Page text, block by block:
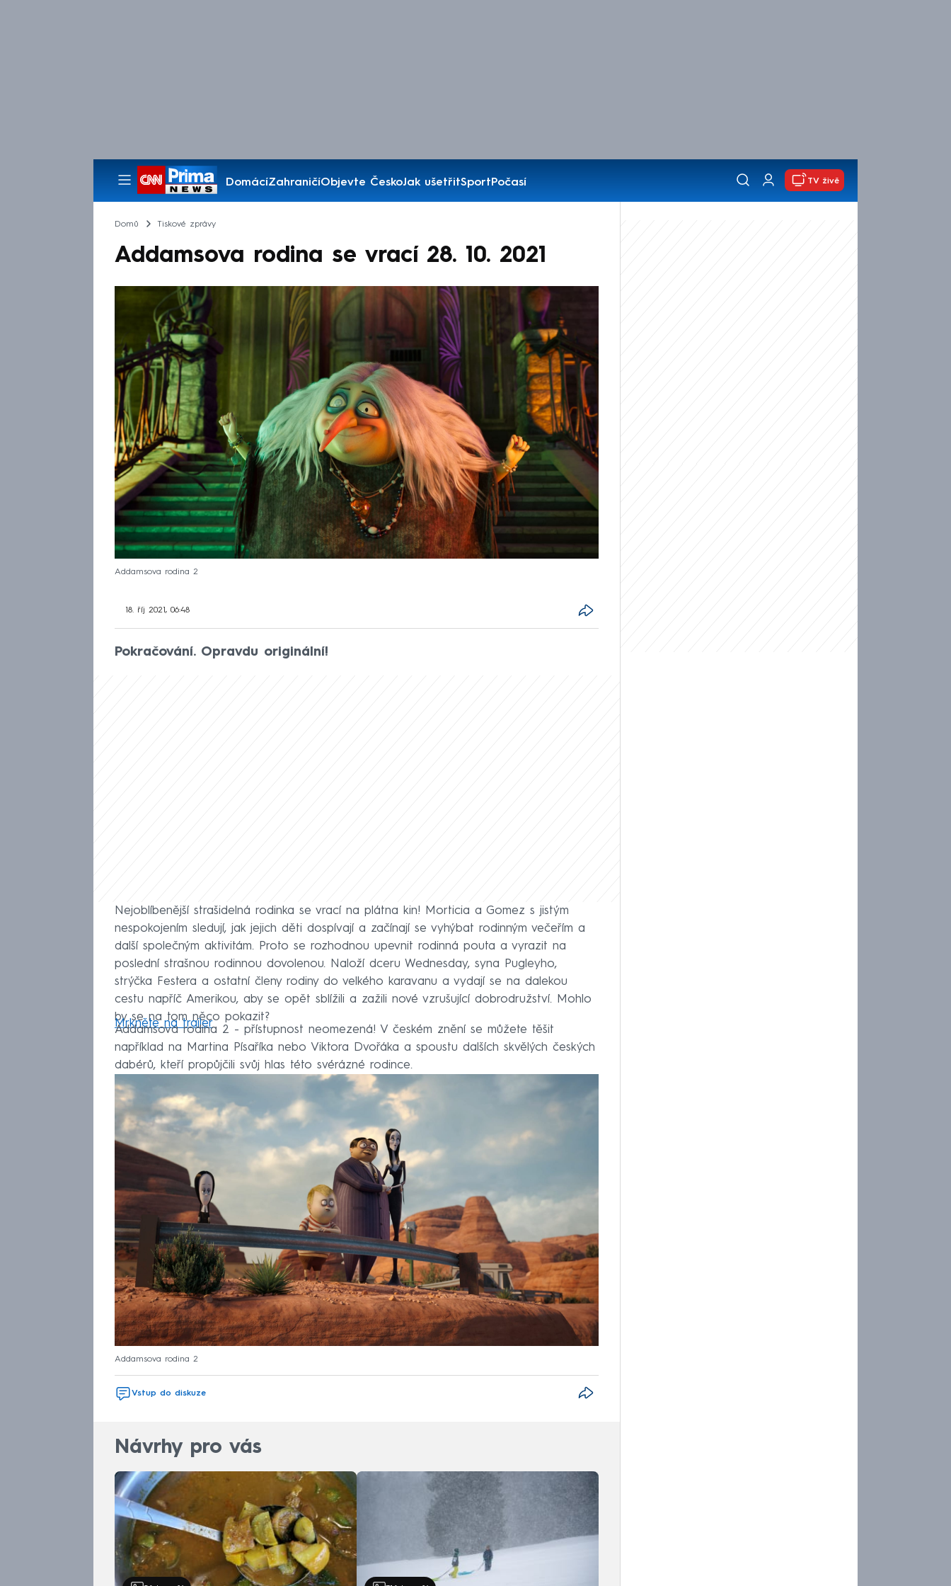
DomácíZahraničíObjevte ČeskoJak ušetřitSportPočasí
Pořady
TV živě
Domů Tiskové zprávy
Addamsova rodina se vrací 28. 10. 2021
Addamsova rodina 2
18. říj 2021, 06:48
Pokračování. Opravdu originální!
Nejoblíbenější strašidelná rodinka se vrací na plátna kin! Morticia a Gomez s jistým
nespokojením sledují, jak jejich děti dospívají a začínají se vyhýbat rodinným večeřím a
další společným aktivitám. Proto se rozhodnou upevnit rodinná pouta a vyrazit na
poslední strašnou rodinnou dovolenou. Naloží dceru Wednesday, syna Pugleyho,
strýčka Festera a ostatní členy rodiny do velkého karavanu a vydají se na dalekou
cestu napříč Amerikou, aby se opět sblížili a zažili nové vzrušující dobrodružství. Mohlo
by se na tom něco pokazit?
Mrkněte na trailer
Addamsova rodina 2 - přístupnost neomezená! V českém znění se můžete těšit
například na Martina Písaříka nebo Viktora Dvořáka a spoustu dalších skvělých českých
dabérů, kteří propůjčili svůj hlas této svérázné rodince.
Addamsova rodina 2
Vstup do diskuze
Návrhy pro vás